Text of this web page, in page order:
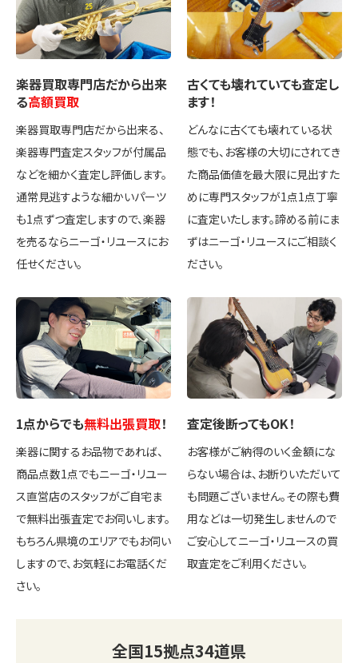
楽器買取専門店だから出来
る高額買取
楽器買取専門店だから出来る、
楽器専門査定スタッフが付属品
などを細かく査定し評価します。
通常見逃すような細かいパーツ
も1点ずつ査定しますので、楽器
を売るならニーゴ・リユースにお
任せください。
古くても壊れていても査定し
ます！
どんなに古くても壊れている状
態でも、お客様の大切にされてき
た商品価値を最大限に見出すた
めに専門スタッフが1点1点丁寧
に査定いたします。諦める前にま
ずはニーゴ・リユースにご相談く
ださい。
1点からでも無料出張買取！
楽器に関するお品物であれば、
商品点数1点でもニーゴ・リユー
ス直営店のスタッフがご自宅ま
で無料出張査定でお伺いします。
もちろん県境のエリアでもお伺い
しますので、お気軽にお電話くだ
さい。
査定後断ってもOK！
お客様がご納得のいく金額にな
らない場合は、お断りいただいて
も問題ございません。その際も費
用などは一切発生しませんので
ご安心してニーゴ・リユースの買
取査定をご利用ください。
全国15拠点34道県